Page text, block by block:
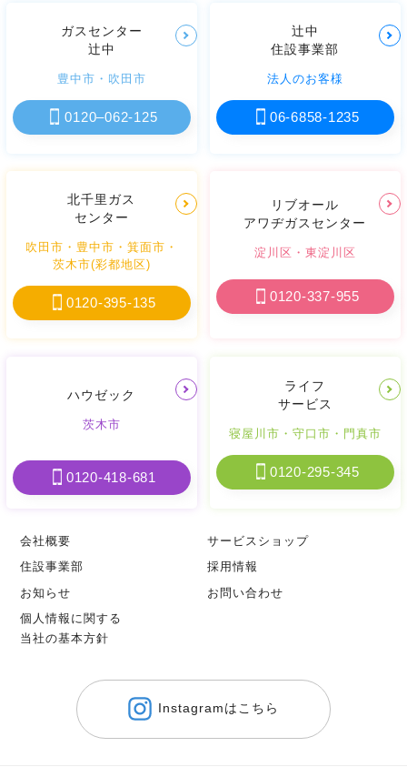
ガスセンター
辻󠄀中
豊中市 ・ 吹田市
0120–062-125
辻󠄀中
住設事業部
法人のお客様
06-6858-1235
北千里ガス
センター
吹田市 ・ 豊中市 ・ 箕面市 ・
茨木市(彩都地区)
0120-395-135
リブオール
アワヂガスセンター
淀川区 ・ 東淀川区
0120-337-955
ハウゼック
茨木市
0120-418-681
ライフ
サービス
寝屋川市 ・ 守口市 ・ 門真市
0120-295-345
会社概要 サービスショップ
住設事業部 採用情報
お知らせ お問い合わせ
個人情報に関する
当社の基本方針
Instagramはこちら